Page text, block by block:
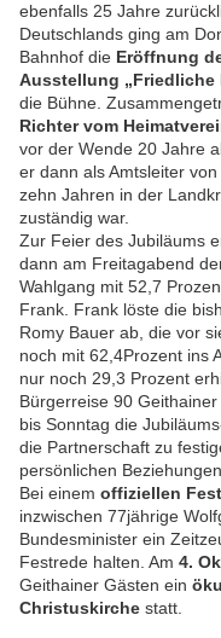
ebenfalls 25 Jahre
Deutschlands ging am
Bahnhof die Eröffnung
Ausstellung „Friedliche
die Bühne.
Richter vom
vor der Wende 20 Jahre
er dann als Amtsleiter
zehn Jahren in der
zuständig war.
Zur Feier des Jubiläums
dann am Freitagabend
Wahlgang mit 52,7
Frank. Frank löste die
Romy Bauer ab, die vor
noch mit 62,4Prozent ins
nur noch 29,3 Prozent
Bürgerreise 90
bis Sonntag die
die Partnerschaft zu
persönlichen
Bei einem offiziellen
inzwischen 77jährige
Bundesminister ein
Festrede halten. Am 4.
Geithainer Gästen ein
Christuskirche statt.